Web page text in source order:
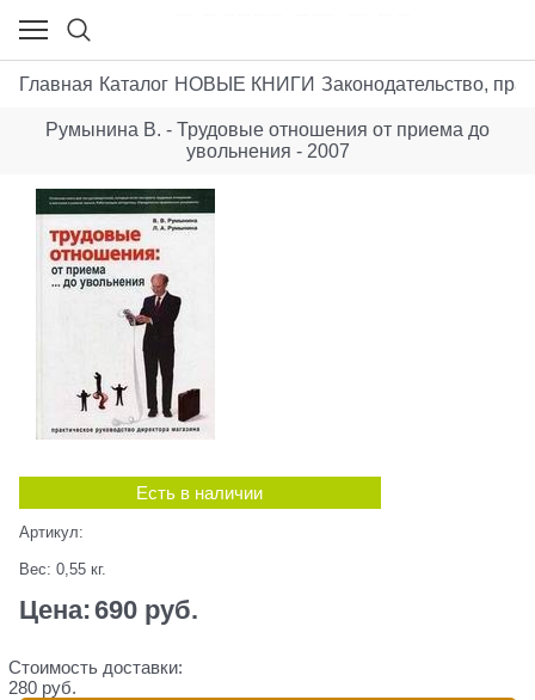
Главная Каталог НОВЫЕ КНИГИ Законодательство,
Румынина В. - Трудовые отношения от приема до
увольнения - 2007
Есть в наличии
Артикул:
Вес: 0,55 кг.
Цена:690 руб.
Стоимость доставки:
280 руб.